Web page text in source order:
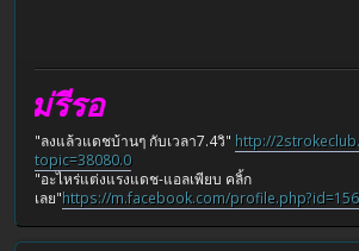
รีรอ
"ลงแล้วแดชบ้านๆ กับเวลา7.4วิ" http://
topic=38080.0
"อะไหร่แต่งแรงแดช-แอลเพียบ คลิ้ก
เลย"https://m.facebook.com/